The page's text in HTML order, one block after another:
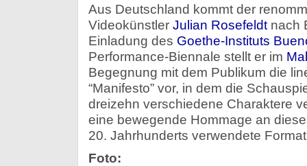
Aus Deutschland kommt der
Videokünstler Julian Rosefeldtnach
Einladung des Goethe-Instituts
Performance-Biennale stellt er im
Begegnung mit dem Publikum die
“Manifesto” vor, in dem die
dreizehn verschiedene Charaktere
eine bewegende Hommage an
20. Jahrhunderts verwendete
Foto: